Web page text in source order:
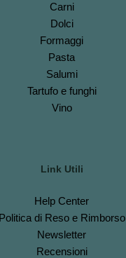
Carni
Dolci
Formaggi
Pasta
Salumi
Tartufo e funghi
Vino
Link Utili
Help Center
Politica di Reso e Rimborso
Newsletter
Recensioni